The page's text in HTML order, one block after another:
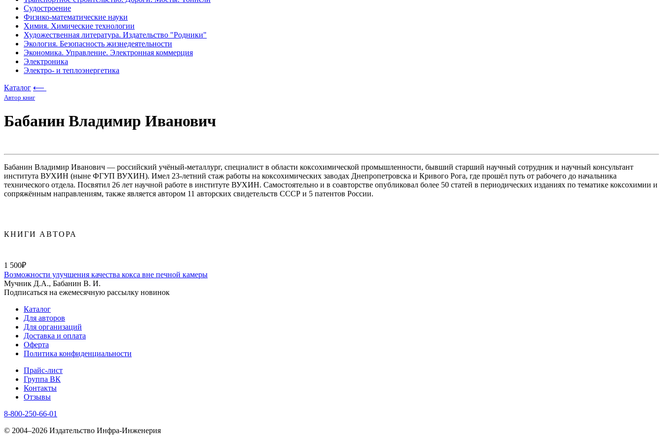
Судостроение
Физико-математические науки
Химия. Химические технологии
Художественная литература. Издательство "Родники"
Экология. Безопасность жизнедеятельности
Экономика. Управление. Электронная коммерция
Электроника
Электро- и теплоэнергетика
Каталог ⟵
Автор книг
Бабанин Владимир Иванович
Бабанин Владимир Иванович — российский учёный-металлург, специалист в области коксохимической промышленности, бывший старший научный сотрудник и научный консультант
института ВУХИН (ныне ФГУП ВУХИН). Имел 23-летний стаж работы на коксохимических заводах Днепропетровска и Кривого Рога, где прошёл путь от рабочего до начальника
технического отдела. Посвятил 26 лет научной работе в институте ВУХИН. Самостоятельно и в соавторстве опубликовал более 50 статей в периодических изданиях по тематике коксохимии и
сопряжённым направлениям, также является автором 11 авторских свидетельств СССР и 5 патентов России.
КНИГИ АВТОРА
1 500₽
Возможности улучшения качества кокса вне печной камеры
Мучник Д.А., Бабанин В. И.
Подписаться на ежемесячную рассылку новинок
Каталог
Для авторов
Для организаций
Доставка и оплата
Оферта
Политика конфиденциальности
Прайс-лист
Группа ВК
Контакты
Отзывы
8-800-250-66-01
© 2004–2026 Издательство Инфра-Инженерия